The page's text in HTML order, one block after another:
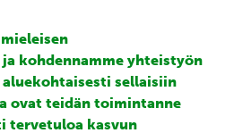
kohdennamme yhteistyön
sellaisiin
ovat teidän toimintanne
tervetuloa kasvun